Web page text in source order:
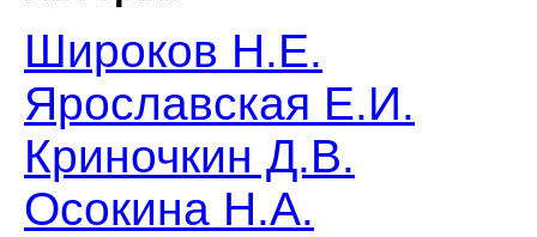
Широков Н.Е.
Ярославская Е.И.
Криночкин Д.В.
Осокина Н.А.